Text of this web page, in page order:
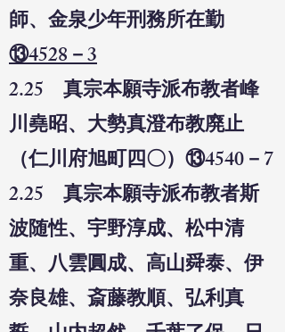
師、金泉少年刑務所在勤
⑬4528－3
2.25 真宗本願寺派布教者峰
川堯昭、大勢真澄布教廃止
（仁川府旭町四〇）⑬4540－7
2.25 真宗本願寺派布教者斯
波随性、宇野淳成、松中清
重、八雲圓成、高山舜泰、伊
奈良雄、斎藤教順、弘利真